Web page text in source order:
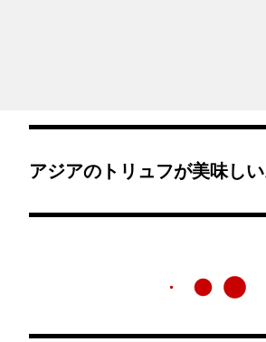
アジアのトリュフが美味し